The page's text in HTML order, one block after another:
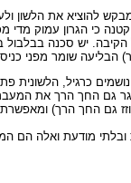
להוציא את הלשון
כי הגרון עמוק מדי
יש סכנה בבלבול
הבליעה שומר מפני
כרגיל, הלשונית
גם החך הרך את המעבר
גם החך הרך) ומאפשרת
ובלתי מודעת ואלה הם